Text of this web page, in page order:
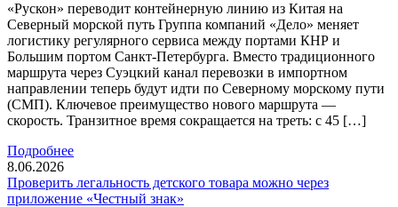
«Рускон» переводит контейнерную линию из Китая на
Северный морской путь Группа компаний «Дело» меняет
логистику регулярного сервиса между портами КНР и
Большим портом Санкт-Петербурга. Вместо традиционного
маршрута через Суэцкий канал перевозки в импортном
направлении теперь будут идти по Северному морскому пути
(СМП). Ключевое преимущество нового маршрута —
скорость. Транзитное время сокращается на треть: с 45 […]
Подробнее
8.06.2026
Проверить легальность детского товара можно через
приложение «Честный знак»